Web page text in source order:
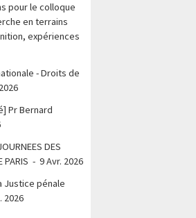
pour le colloque
en terrains
expériences
- Droits de
Pr Bernard
DES
PARIS -9 Avr. 2026
Justice pénale
2026